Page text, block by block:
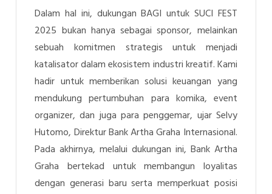
Dalam hal ini, dukungan BAGI untuk SUCI FEST
2025 bukan hanya sebagai sponsor, melainkan
sebuah komitmen strategis untuk menjadi
katalisator dalam ekosistem industri kreatif. Kami
hadir untuk memberikan solusi keuangan yang
mendukung pertumbuhan para komika, event
organizer, dan juga para penggemar, ujar Selvy
Hutomo, Direktur Bank Artha Graha Internasional.
Pada akhirnya, melalui dukungan ini, Bank Artha
Graha bertekad untuk membangun loyalitas
dengan generasi baru serta memperkuat posisi